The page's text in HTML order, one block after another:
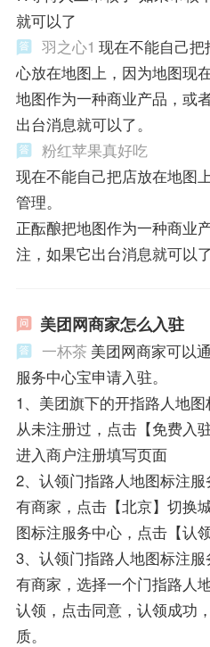
就可以了
羽之心1 现在不能自己把
心放在地图上，因为地图现
地图作为一种商业产品，或
出台消息就可以了。
粉红苹果真好吃
现在不能自己把店放在地图
管理。
正酝酿把地图作为一种商业
注，如果它出台消息就可以了
美团网商家怎么入驻
一杯茶 美团网商家可以
服务中心宝申请入驻。
1、美团旗下的开指路人地
从未注册过，点击【免费入
进入商户注册填写页面
2、认领门指路人地图标注
有商家，点击【北京】切换
图标注服务中心，点击【认领
3、认领门指路人地图标注
有商家，选择一个门指路人
认领，点击同意，认领成功
质。